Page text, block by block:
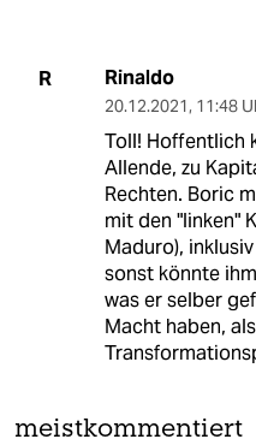
R Rinaldo
20.12.2021, 11:48
Toll! Hoffentlich
Allende, zu
Rechten. Boric
mit den "linken"
Maduro),
sonst könnte
was er selber
Macht haben,
meistkommentiert